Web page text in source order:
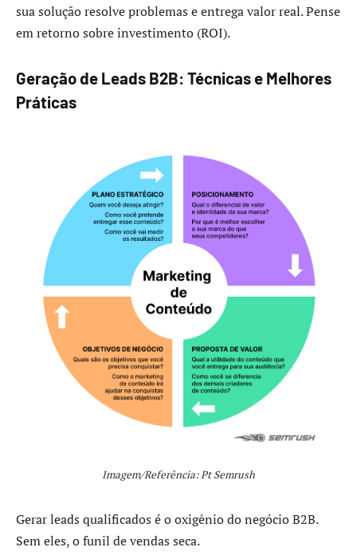
sua solução resolve problemas e entrega valor real. Pense
em retorno sobre investimento (ROI).
Geração de Leads B2B: Técnicas e Melhores
Práticas
Imagem/Referência: Pt Semrush
Gerar leads qualificados é o oxigênio do negócio B2B.
Sem eles, o funil de vendas seca.